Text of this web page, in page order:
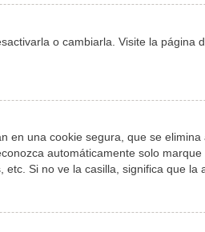
o cambiarla. Visite la página
en una cookie segura, que se
automáticamente solo
Si no ve la casilla, significa que